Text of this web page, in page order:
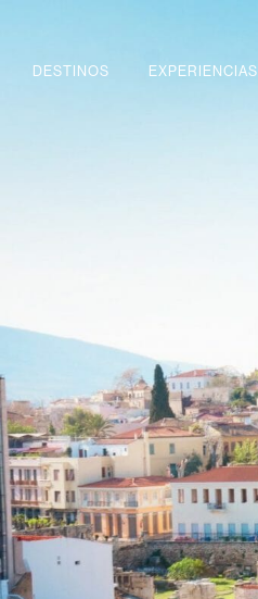
DESTINOS EXPERIENCIAS